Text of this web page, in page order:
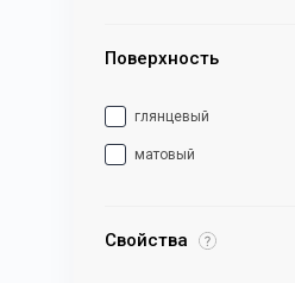
Поверхность
глянцевый
матовый
Свойства